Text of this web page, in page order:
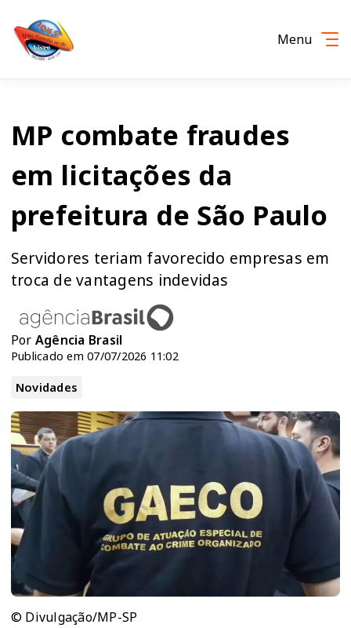
Menu
MP combate fraudes
em licitações da
prefeitura de São Paulo
Servidores teriam favorecido empresas em
troca de vantagens indevidas
Por Agência Brasil
Publicado em 07/07/2026 11:02
Novidades
© Divulgação/MP-SP